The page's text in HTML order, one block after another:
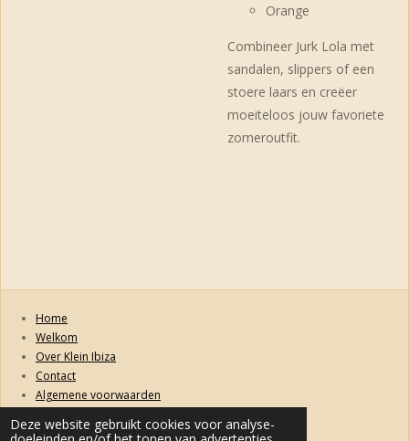
Deze website gebruikt cookies voor analyse-
Orange
Combineer Jurk Lola met
sandalen, slippers of een
stoere laars en creëer
moeiteloos jouw favoriete
zomeroutfit.
Home
Welkom
Over Klein Ibiza
Contact
Algemene voorwaarden
Privacybeleid